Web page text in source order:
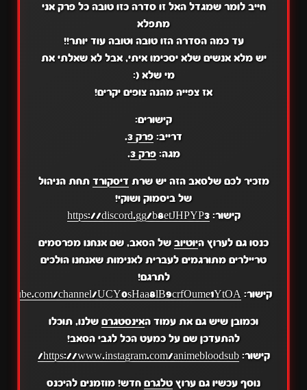
חייב לומר שמגדל האל זו סדרה כזו טובה כל פרק אני
מתפלא
עד כמה הסדרה הזו טובה וטובה עוד יותר!!
יש מלא אנשים שלא יסכימו איתי, אבל לא שאלתי את
מי שלא (:
אז צפייה מהנה צופים יקרים!
קישורים:
דרייב: פרק 3
.
מגה:פרק 3 .
מזכיר לכם שלסאב הזה יש שרת דיסקורד תחת הניהול
של ביסמוק ושוקי!
קישור:https://discord.gg/b8etJHPYP3
כנסו גם לערוץ היוטיובשל הסאב, שם אנחנו מפרסמים
טריילרים מתורגמים לעברית לאנימות שאנחנו הולכים
לתרגם!
קישור: channel/UCY0sHaa8lB9crfOume1YtOA
וכמובן שיש גם את עמוד האינסטגרםשלנו, תוכלו
להתעדכן שם על כמעט הכל לגבי הסאב!
קישור:https://www.instagram.com/animebloodsub/
נוסף עכשיו גם ערוץטלגרםחדש! מוזמנים להיכנס